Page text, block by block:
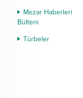
Mezar Haberleri
Bülteni
Türbeler